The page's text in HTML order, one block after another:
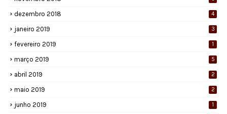
dezembro 2018 4
janeiro 2019 3
fevereiro 2019 1
março 2019 5
abril 2019 2
maio 2019 2
junho 2019 1